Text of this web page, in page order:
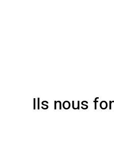
Ils nous